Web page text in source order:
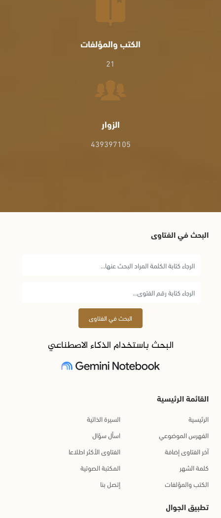
الكتب والمؤلفات
21
الزوار
439397105
البحث في الفتاوى
البحث في الفتاوى
البحث باستخدام الذكاء الاصطناعي
القائمة الرئيسية
الرئيسية
السيرة الذاتية
الفهرس الموضوعي
اسأل سؤال
آخر الفتاوى إضافة
الفتاوى الأكثر اطلاعا
كلمة الشهر
المكتبة الصوتية
الكتب والمؤلفات
إتصل بنا
تطبيق الجوال